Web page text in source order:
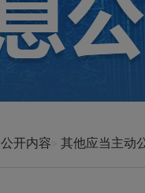
开内容 其他应当主动